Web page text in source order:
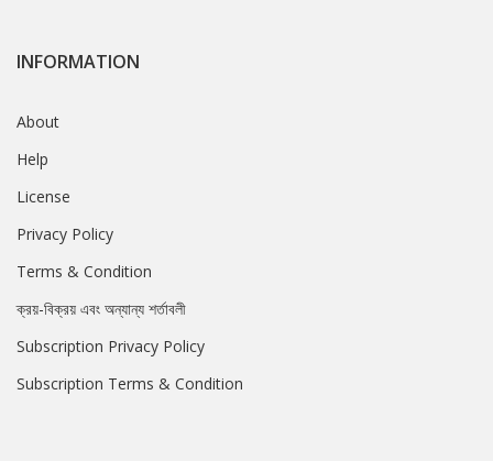
INFORMATION
About
Help
License
Privacy Policy
Terms & Condition
ক্রয়-বিক্রয় এবং অন্যান্য শর্তাবলী
Subscription Privacy Policy
Subscription Terms & Condition